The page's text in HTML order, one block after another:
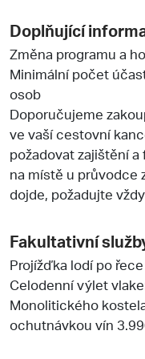
Doplňující
Změna programu a
Minimální počet
osob
Doporučujeme
ve vaší cestovní
požadovat zajištění
na místě u průvodce
dojde, požadujte
Fakultativní
Projížďka lodí po
Celodenní výlet
Monolitického
ochutnávkou vín